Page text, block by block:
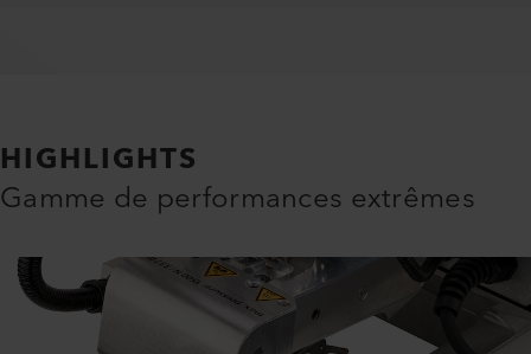
HIGHLIGHTS
Gamme de performances extrêmes